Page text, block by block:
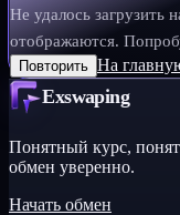
Не удалось загрузить
отображаются.
Повторить На
Exswaping
Понятный курс,
обмен уверенно.
Начать обмен